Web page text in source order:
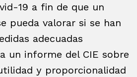
19 a fin de que un
pueda valorar si se han
adecuadas
un informe del CIE sobre
y proporcionalidad